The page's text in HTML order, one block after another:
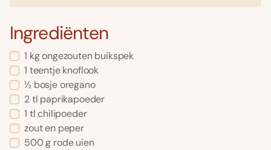
Ingrediënten
1 kg ongezouten buikspek
1 teentje knoflook
½ bosje oregano
2 tl paprikapoeder
1 tl chilipoeder
zout en peper
500 g rode uien